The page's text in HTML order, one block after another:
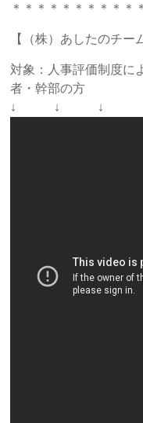
＊＊＊＊＊＊＊＊＊＊
【（株）あしたのチ
対象：人事評価制度に
者・幹部の方
↓ ↓ ↓